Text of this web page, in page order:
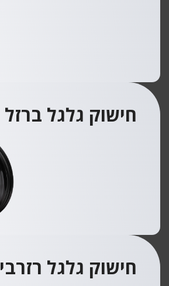
חישוק גלגל ברזל
חישוק גלגל רזרבי